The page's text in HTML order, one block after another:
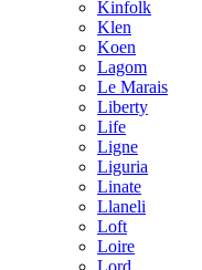
Kinfolk
Klen
Koen
Lagom
Le Marais
Liberty
Life
Ligne
Liguria
Linate
Llaneli
Loft
Loire